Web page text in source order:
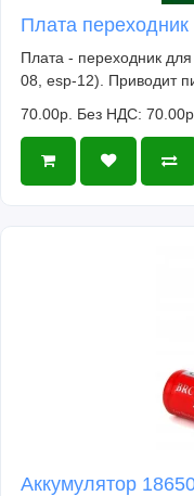
Плата
Плата - переходник
08, esp-12). Приводит
70.00р. Без НДС: 70.00р.
Аккумулятор